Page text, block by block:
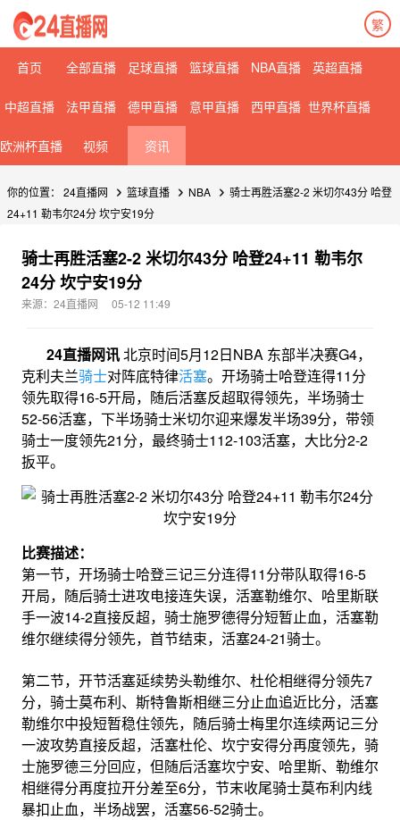
繁
首页 全部直播 足球直播 篮球直播 NBA直播 英超直播
中超直播 法甲直播 德甲直播 意甲直播 西甲直播 世界杯直播
欧洲杯直播 视频 资讯
你的位置： 24直播网 篮球直播 NBA
骑士再胜活塞2-2 米切尔43分 哈登
24+11 勒韦尔24分 坎宁安19分
骑士再胜活塞2-2 米切尔43分 哈登24+11 勒韦尔
24分 坎宁安19分
来源：24直播网 05-12 11:49
24直播网讯北京时间5月12日NBA 东部半决赛G4，
克利夫兰骑士对阵底特律活塞。开场骑士哈登连得11分
领先取得16-5开局，随后活塞反超取得领先，半场骑士
52-56活塞，下半场骑士米切尔迎来爆发半场39分，带领
骑士一度领先21分，最终骑士112-103活塞，大比分2-2
扳平。
比赛描述：
第一节，开场骑士哈登三记三分连得11分带队取得16-5
开局，随后骑士进攻电接连失误，活塞勒维尔、哈里斯联
手一波14-2直接反超，骑士施罗德得分短暂止血，活塞勒
维尔继续得分领先，首节结束，活塞24-21骑士。
第二节，开节活塞延续势头勒维尔、杜伦相继得分领先7
分，骑士莫布利、斯特鲁斯相继三分止血追近比分，活塞
勒维尔中投短暂稳住领先，随后骑士梅里尔连续两记三分
一波攻势直接反超，活塞杜伦、坎宁安得分再度领先，骑
士施罗德三分回应，但随后活塞坎宁安、哈里斯、勒维尔
相继得分再度拉开分差至6分，节末收尾骑士莫布利内线
暴扣止血，半场战罢，活塞56-52骑士。